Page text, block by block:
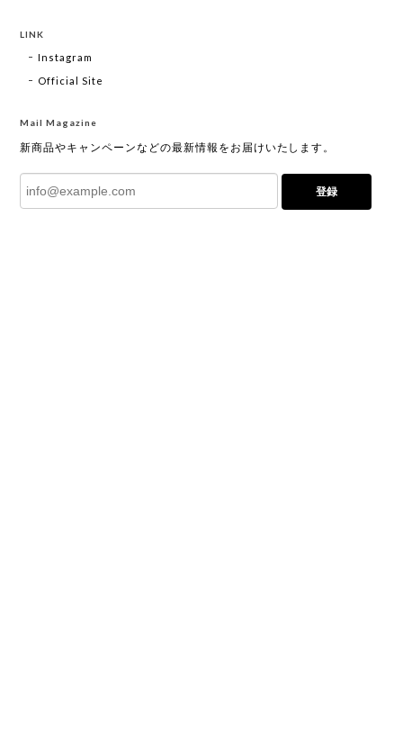
LINK
Instagram
Official Site
Mail Magazine
新商品やキャンペーンなどの最新情報をお届けいたします。
登録